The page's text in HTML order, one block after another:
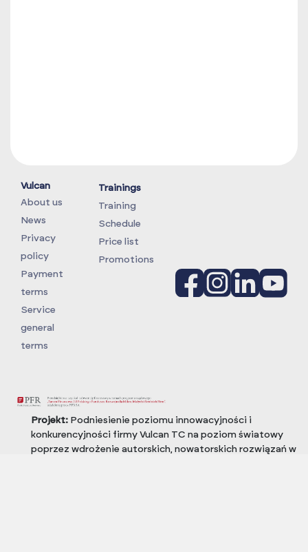
Vulcan
About us
News
Privacy
policy
Payment
terms
Service
general
terms
Trainings
Training
Schedule
Price list
Promotions
Projekt: Podniesienie poziomu innowacyjności i
konkurencyjności firmy Vulcan TC na poziom światowy
poprzez wdrożenie autorskich, nowatorskich rozwiązań w